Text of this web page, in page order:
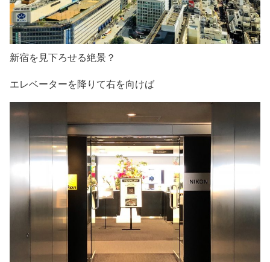
新宿を見下ろせる絶景？
エレベーターを降りて右を向けば